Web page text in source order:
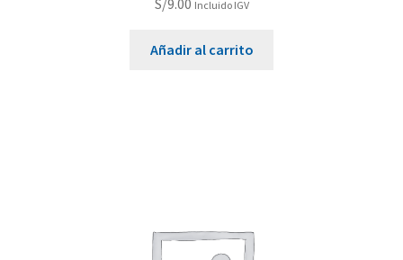
S/9.00 Incluido IGV
Añadir al carrito